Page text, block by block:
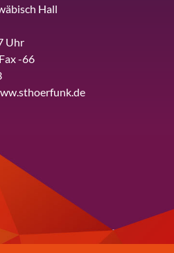
Hall
Uhr
-66